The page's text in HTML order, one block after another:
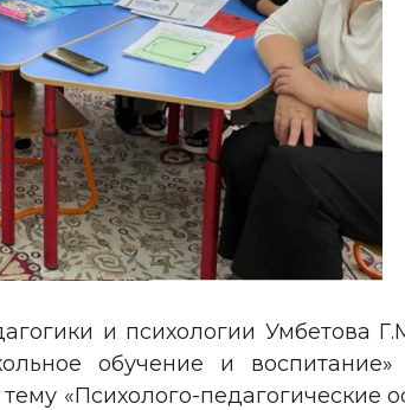
и психологии Умбетова
обучение и
«Психолого-педагогические